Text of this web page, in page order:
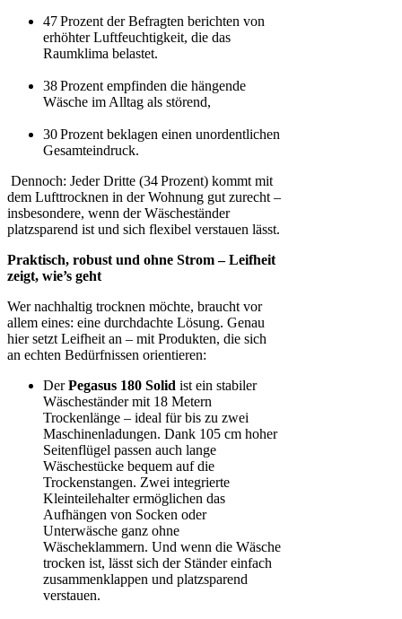
47 Prozent der Befragten berichten von
erhöhter Luftfeuchtigkeit, die das
Raumklima belastet.
38 Prozent empfinden die hängende
Wäsche im Alltag als störend,
30 Prozent beklagen einen unordentlichen
Gesamteindruck.
Dennoch: Jeder Dritte (34 Prozent) kommt mit
dem Lufttrocknen in der Wohnung gut zurecht –
insbesondere, wenn der Wäscheständer
platzsparend ist und sich flexibel verstauen lässt.
Praktisch, robust und ohne Strom – Leifheit
zeigt, wie’s geht
Wer nachhaltig trocknen möchte, braucht vor
allem eines: eine durchdachte Lösung. Genau
hier setzt Leifheit an – mit Produkten, die sich
an echten Bedürfnissen orientieren:
DerPegasus 180 Solid ist ein stabiler
Wäscheständer mit 18 Metern
Trockenlänge – ideal für bis zu zwei
Maschinenladungen. Dank 105 cm hoher
Seitenflügel passen auch lange
Wäschestücke bequem auf die
Trockenstangen. Zwei integrierte
Kleinteilehalter ermöglichen das
Aufhängen von Socken oder
Unterwäsche ganz ohne
Wäscheklammern. Und wenn die Wäsche
trocken ist, lässt sich der Ständer einfach
zusammenklappen und platzsparend
verstauen.